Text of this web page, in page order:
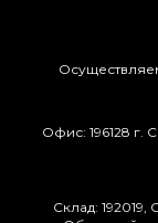
Как
Какие
Что можно
Краска
Офис: 196128 г.
Склад: